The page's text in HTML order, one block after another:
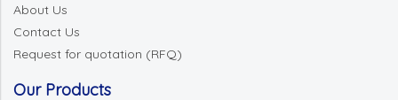
About Us
Contact Us
Request for quotation (RFQ)
Our Products